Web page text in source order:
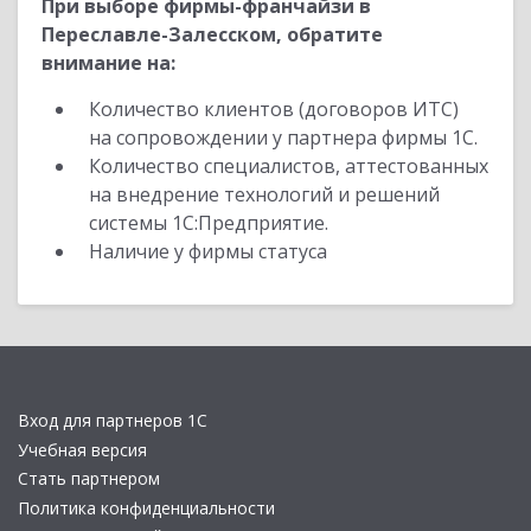
При выборе фирмы-франчайзи в
Переславле-Залесском, обратите
внимание на:
Количество клиентов (договоров ИТС)
на сопровождении у партнера фирмы 1С.
Количество специалистов, аттестованных
на внедрение технологий и решений
системы 1С:Предприятие.
Наличие у фирмы статуса
Вход для партнеров 1С
Учебная версия
Стать партнером
Политика конфиденциальности